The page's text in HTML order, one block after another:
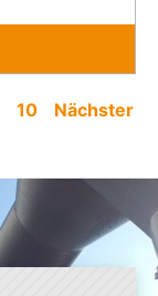
10 Nächster